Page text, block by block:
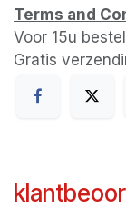
Terms and
Voor 15u
Gratis